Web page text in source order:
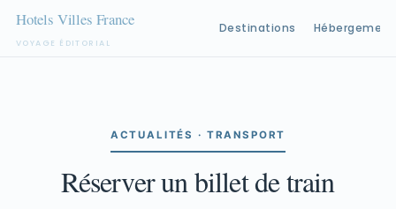
VOYAGE ÉDITORIAL
Destinations Hébergement
ACTUALITÉS · TRANSPORT
Réserver un billet de train